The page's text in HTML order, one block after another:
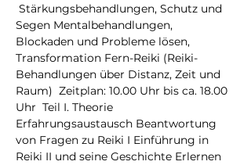
Stärkungsbehandlungen, Schutz und
Segen Mentalbehandlungen,
Blockaden und Probleme lösen,
Transformation Fern-Reiki (Reiki-
Behandlungen über Distanz, Zeit und
Raum)  Zeitplan: 10.00 Uhr bis ca. 18.00
Uhr  Teil I. Theorie
Erfahrungsaustausch Beantwortung
von Fragen zu Reiki I Einführung in
Reiki II und seine Geschichte Erlernen